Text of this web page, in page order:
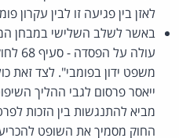
לאזן בין פגיעה זו לבין עקרון
באשר לשלב השלישי במבחן
עולה
משפט ידון בפומבי". לצד זאת
ייאסר פרסום לגבי ההליך
מביא להתנגשות בין הזכות
החוק מסמיך את השופט